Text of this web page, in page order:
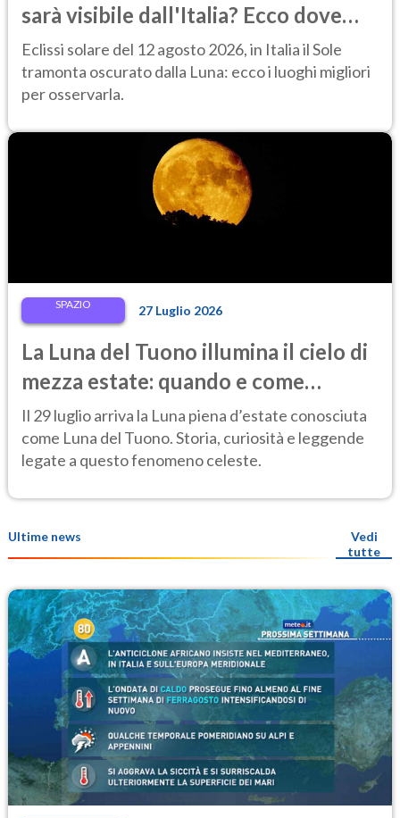
sarà visibile dall'Italia? Ecco dove
ammirarla al tramonto
Eclissi solare del 12 agosto 2026, in Italia il Sole
tramonta oscurato dalla Luna: ecco i luoghi migliori
per osservarla.
SPAZIO 27 Luglio 2026
La Luna del Tuono illumina il cielo di
mezza estate: quando e come
osservarla
Il 29 luglio arriva la Luna piena d’estate conosciuta
come Luna del Tuono. Storia, curiosità e leggende
legate a questo fenomeno celeste.
Ultime news
Vedi
tutte